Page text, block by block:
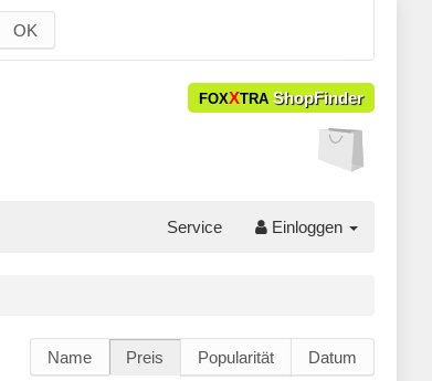
OK
FOXXTRA ShopFinder
Service Einloggen
Name Preis Popularität Datum